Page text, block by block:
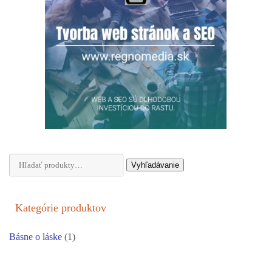
Hľadať: Vyhľadávanie
Kategórie produktov
Básne o láske (1)